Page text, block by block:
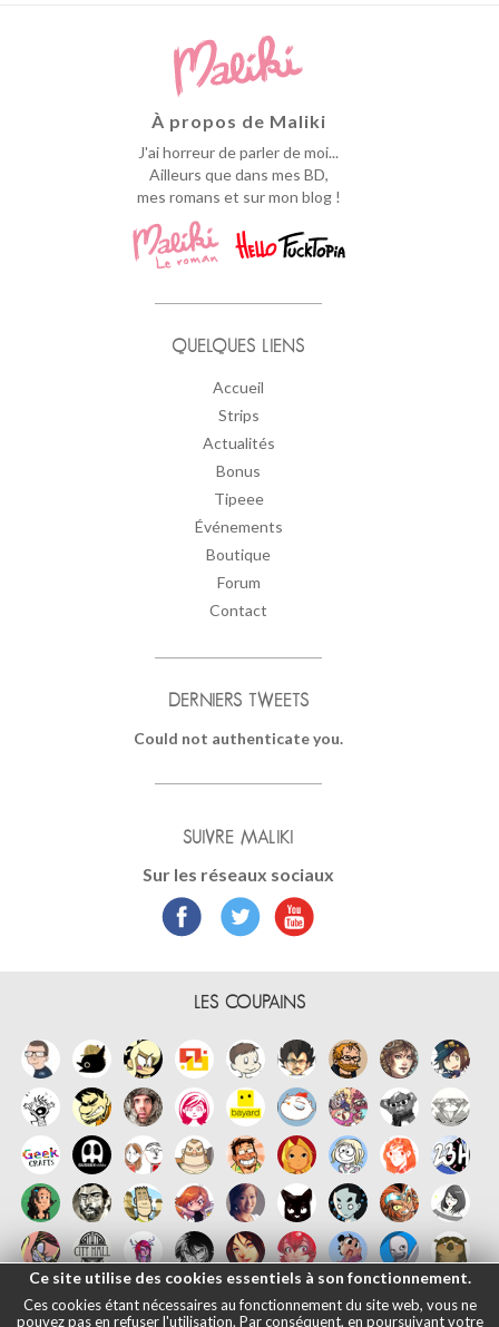
À propos de Maliki
J'ai horreur de parler de moi...
Ailleurs que dans mes BD,
mes romans et sur mon blog !
QUELQUES LIENS
Accueil
Strips
Actualités
Bonus
Tipeee
Événements
Boutique
Forum
Contact
DERNIERS TWEETS
Could not authenticate you.
SUIVRE MALIKI
Sur les réseaux sociaux
LES COUPAINS
Ce site utilise des cookies essentiels à son fonctionnement.
Ces cookies étant nécessaires au fonctionnement du site web, vous ne
pouvez pas en refuser l'utilisation. Par conséquent, en poursuivant votre